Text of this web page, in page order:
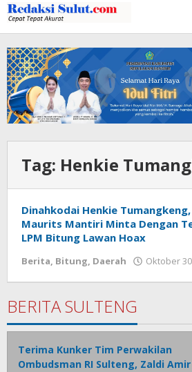
Lewati
ke
konten
Tag: Henkie
Dinahkodai Henkie Tumangkeng,
Maurits Mantiri Minta Dengan
LPM Bitung Lawan Hoax
Berita, Bitung, Daerah Oktober
BERITA SULTENG
Terima Kunker Tim Perwakilan
Ombudsman RI Sulteng, Zaldi Amir